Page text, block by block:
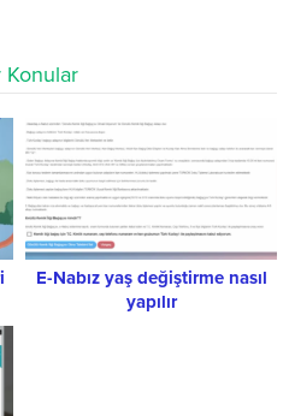
E-Nabız yaş değiştirme nasıl
yapılır